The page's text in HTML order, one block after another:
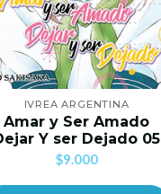
IVREA ARGENTINA
Amar y Ser Amado
Y ser Dejado 05
$9.000